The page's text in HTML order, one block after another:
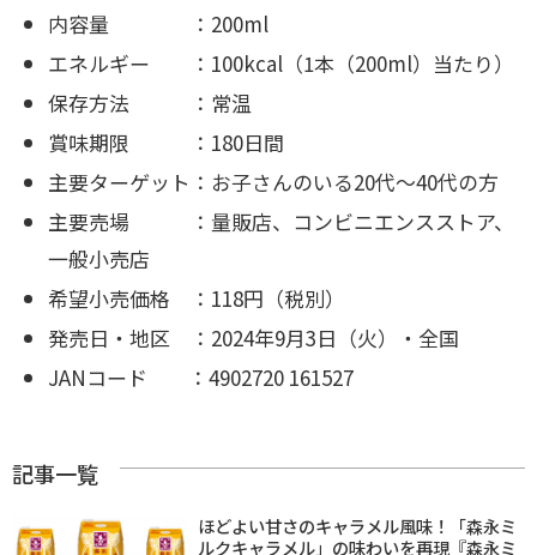
内容量 ：200ml
エネルギー ：100kcal（1本（200ml）当たり）
保存方法 ：常温
賞味期限 ：180日間
主要ターゲット：お子さんのいる20代～40代の方
主要売場 ：量販店、コンビニエンスストア、
一般小売店
希望小売価格 ：118円（税別）
発売日・地区 ：2024年9月3日（火）・全国
JANコード ：4902720 161527
記事一覧
ほどよい甘さのキャラメル風味！「森永ミ
ルクキャラメル」の味わいを再現『森永ミ